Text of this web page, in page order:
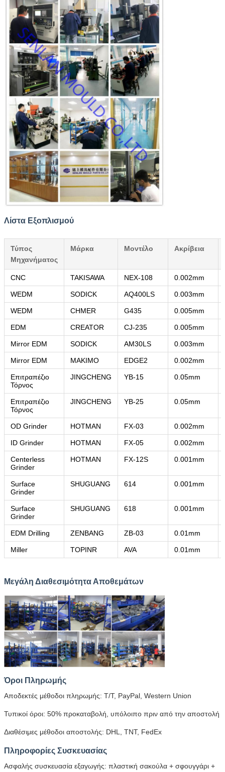
Αφήστε ένα μήνυμα
We bellen je snel terug!
υποβολή
Λίστα Εξοπλισμού
Τύπος
Μηχανήματος
Μάρκα Μοντέλο Ακρίβεια
CNC TAKISAWA NEX-108 0.002mm
WEDM SODICK AQ400LS 0.003mm
WEDM CHMER G435 0.005mm
EDM CREATOR CJ-235 0.005mm
Mirror EDM SODICK AM30LS 0.003mm
Mirror EDM MAKIMO EDGE2 0.002mm
Επιτραπέζιο
Τόρνος
JINGCHENG YB-15 0.05mm
Επιτραπέζιο
Τόρνος
JINGCHENG YB-25 0.05mm
OD Grinder HOTMAN FX-03 0.002mm
ID Grinder HOTMAN FX-05 0.002mm
Centerless
Grinder
HOTMAN FX-12S 0.001mm
Surface
Grinder
SHUGUANG 614 0.001mm
Surface
Grinder
SHUGUANG 618 0.001mm
EDM Drilling ZENBANG ZB-03 0.01mm
Miller TOPINR AVA 0.01mm
Μεγάλη Διαθεσιμότητα Αποθεμάτων
Όροι Πληρωμής
Αποδεκτές μέθοδοι πληρωμής: T/T, PayPal, Western Union
Τυπικοί όροι: 50% προκαταβολή, υπόλοιπο πριν από την αποστολή
Διαθέσιμες μέθοδοι αποστολής: DHL, TNT, FedEx
Πληροφορίες Συσκευασίας
Ασφαλής συσκευασία εξαγωγής: πλαστική σακούλα + σφουγγάρι +